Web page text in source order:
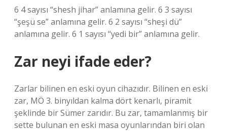
6 4 sayısı “shesh jihar” anlamına gelir. 6 3 sayısı
“şeşü se” anlamına gelir. 6 2 sayısı “sheşi dü”
anlamına gelir. 6 1 sayısı “yedi bir” anlamına gelir.
Zar neyi ifade eder?
Zarlar bilinen en eski oyun cihazıdır. Bilinen en eski
zar, MÖ 3. binyıldan kalma dört kenarlı, piramit
şeklinde bir Sümer zarıdır. Bu zar, tamamlanmış bir
sette bulunan en eski masa oyunlarından biri olan